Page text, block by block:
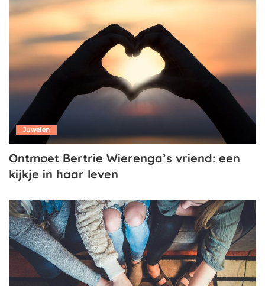
Juwelen
Ontmoet Bertrie Wierenga’s vriend: een
kijkje in haar leven